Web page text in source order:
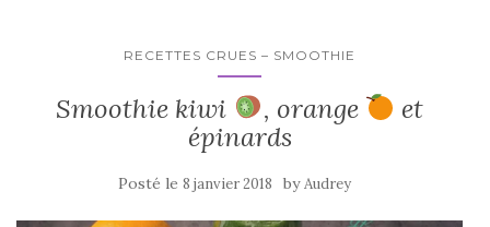
RECETTES CRUES – SMOOTHIE
Smoothie kiwi , orange
et
épinards
Posté le 8 janvier 2018 byAudrey